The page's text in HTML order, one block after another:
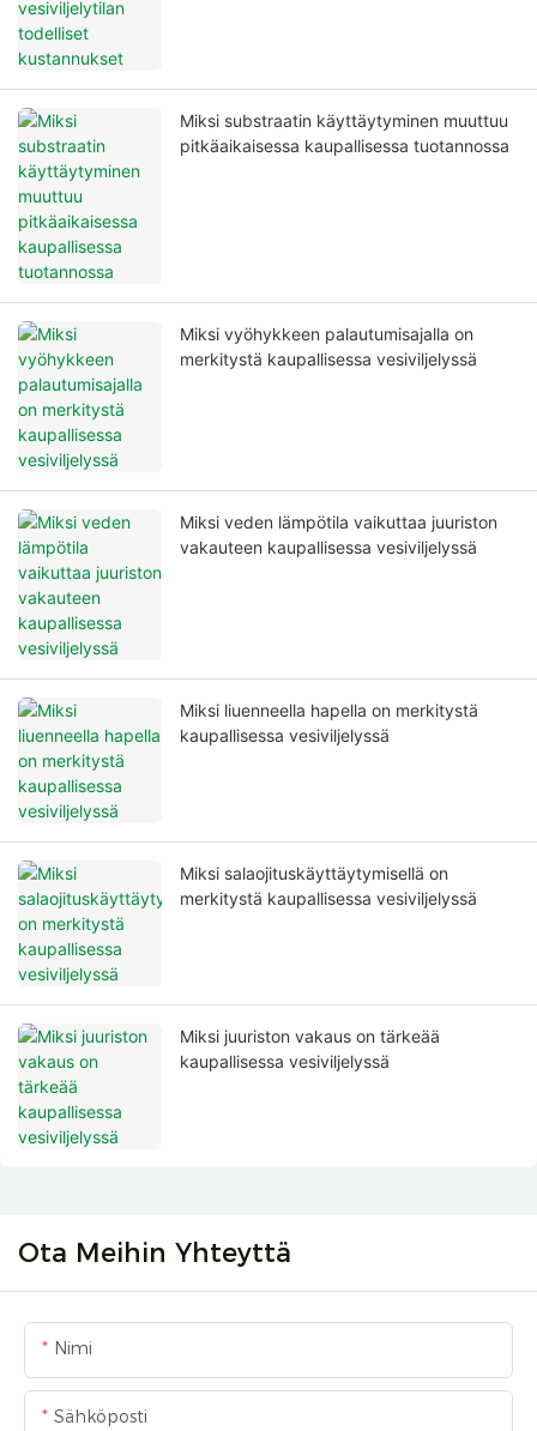
Miksi substraatin käyttäytyminen muuttuu
pitkäaikaisessa kaupallisessa tuotannossa
Miksi vyöhykkeen palautumisajalla on
merkitystä kaupallisessa vesiviljelyssä
Miksi veden lämpötila vaikuttaa juuriston
vakauteen kaupallisessa vesiviljelyssä
Miksi liuenneella hapella on merkitystä
kaupallisessa vesiviljelyssä
Miksi salaojituskäyttäytymisellä on
merkitystä kaupallisessa vesiviljelyssä
Miksi juuriston vakaus on tärkeää
kaupallisessa vesiviljelyssä
Ota Meihin Yhteyttä
Nimi
Sähköposti